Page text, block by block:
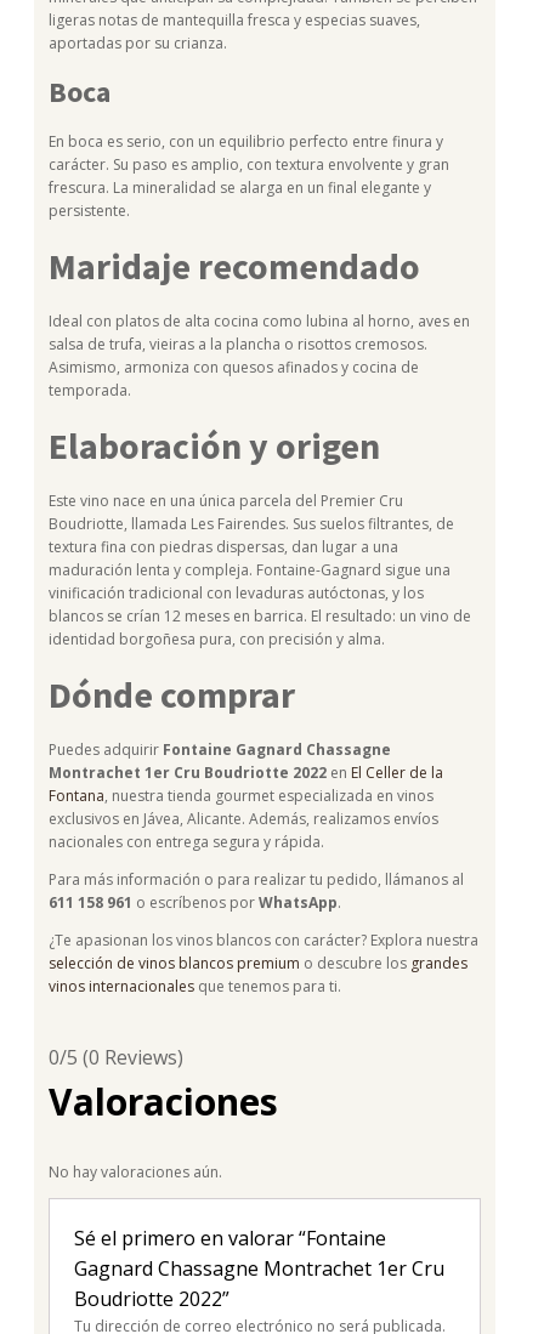
ligeras notas de mantequilla fresca y especias suaves,
aportadas por su crianza.
Boca
En boca es serio, con un equilibrio perfecto entre finura y
carácter. Su paso es amplio, con textura envolvente y gran
frescura. La mineralidad se alarga en un final elegante y
persistente.
Maridaje recomendado
Ideal con platos de alta cocina como lubina al horno, aves en
salsa de trufa, vieiras a la plancha o risottos cremosos.
Asimismo, armoniza con quesos afinados y cocina de
temporada.
Elaboración y origen
Este vino nace en una única parcela del Premier Cru
Boudriotte, llamada Les Fairendes. Sus suelos filtrantes, de
textura fina con piedras dispersas, dan lugar a una
maduración lenta y compleja. Fontaine-Gagnard sigue una
vinificación tradicional con levaduras autóctonas, y los
blancos se crían 12 meses en barrica. El resultado: un vino de
identidad borgoñesa pura, con precisión y alma.
Dónde comprar
Puedes adquirir Fontaine Gagnard Chassagne
Montrachet 1er Cru Boudriotte 2022 en El Celler de la
Fontana, nuestra tienda gourmet especializada en vinos
exclusivos en Jávea, Alicante. Además, realizamos envíos
nacionales con entrega segura y rápida.
Para más información o para realizar tu pedido, llámanos al
611 158 961 o escríbenos porWhatsApp.
¿Te apasionan los vinos blancos con carácter? Explora nuestra
selección de vinos blancos premium o descubre los grandes
vinos internacionales que tenemos para ti.
0/5 (0 Reviews)
Valoraciones
No hay valoraciones aún.
Sé el primero en valorar “Fontaine
Gagnard Chassagne Montrachet 1er Cru
Boudriotte 2022”
Tu dirección de correo electrónico no será publicada.